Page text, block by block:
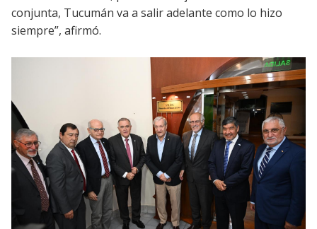
conjunta, Tucumán va a salir adelante como lo hizo
siempre”, afirmó.